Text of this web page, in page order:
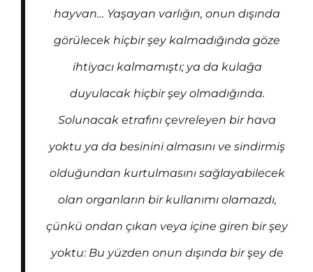
hayvan… Yaşayan varlığın, onun dışında
görülecek hiçbir şey kalmadığında göze
ihtiyacı kalmamıştı; ya da kulağa
duyulacak hiçbir şey olmadığında.
Solunacak etrafını çevreleyen bir hava
yoktu ya da besinini almasını ve sindirmiş
olduğundan kurtulmasını sağlayabilecek
olan organların bir kullanımı olamazdı,
çünkü ondan çıkan veya içine giren bir şey
yoktu: Bu yüzden onun dışında bir şey de